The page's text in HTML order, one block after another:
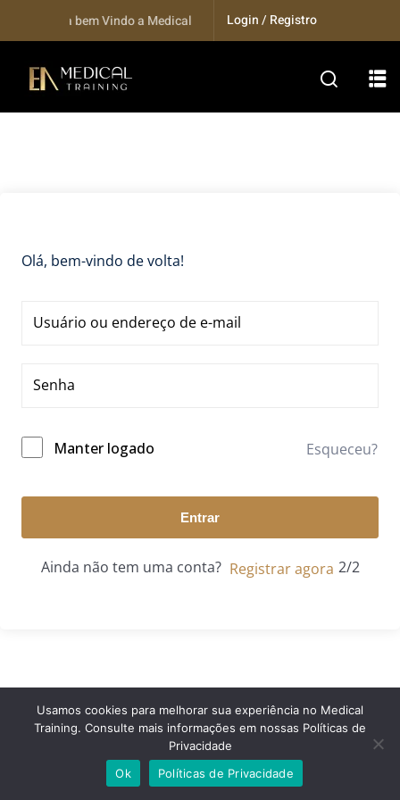
Seja bem Vindo a Medical Training...Login / Registro
Olá, bem-vindo de volta!
Manter logado Esqueceu?
Entrar
Ainda não tem uma conta? Registrar agora
© 2024 Medical Training. Todos os direitos reservados.
Usamos cookies para melhorar sua experiência no Medical
Training. Consulte mais informações em nossas Políticas de
Privacidade
Ok
Políticas de Privacidade